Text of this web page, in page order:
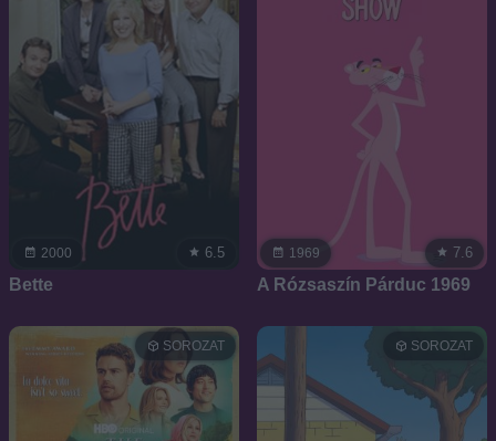
2000 6.5
Bette
1969 7.6
A Rózsaszín Párduc 1969
SOROZAT SOROZAT